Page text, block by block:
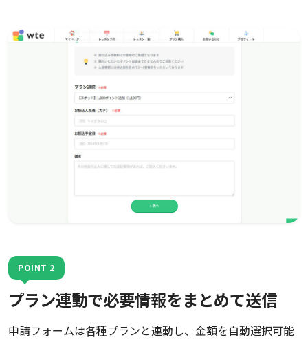
POINT 2
プラン連動で必要情報をまとめて送信
申請フォームは各種プランと連動し、金額を自動選択可能